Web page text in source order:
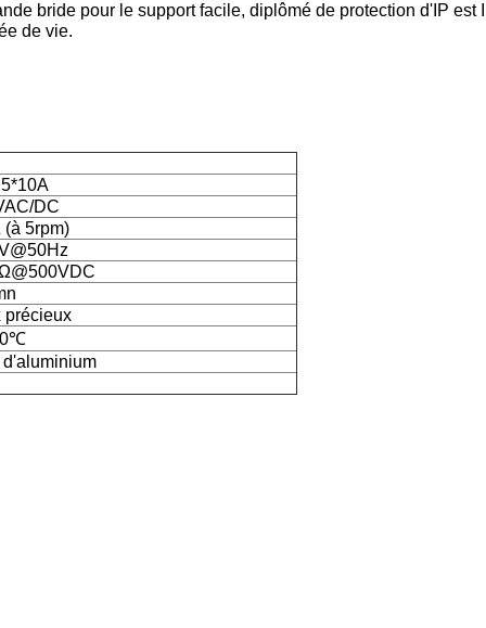
bride pour le support facile, diplômé de protection d'IP
de vie.
DC
5rpm)
précieux